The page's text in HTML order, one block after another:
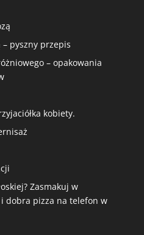
pyszny przepis
– opakowania
kobiety.
Zasmakuj w
dobra pizza na telefon w